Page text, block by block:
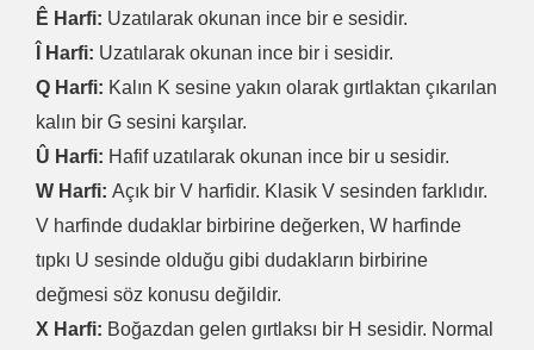
Ê Harfi: Uzatılarak okunan ince bir e sesidir.
Î Harfi: Uzatılarak okunan ince bir i sesidir.
Q Harfi: Kalın K sesine yakın olarak gırtlaktan çıkarılan
kalın bir G sesini karşılar.
Û Harfi: Hafif uzatılarak okunan ince bir u sesidir.
W Harfi: Açık bir V harfidir. Klasik V sesinden farklıdır.
V harfinde dudaklar birbirine değerken, W harfinde
tıpkı U sesinde olduğu gibi dudakların birbirine
değmesi söz konusu değildir.
X Harfi: Boğazdan gelen gırtlaksı bir H sesidir. Normal